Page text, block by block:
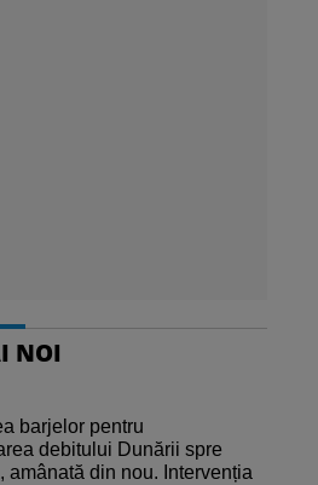
NOI
barjelor pentru
debitului Dunării spre
amânată din nou. Intervenția